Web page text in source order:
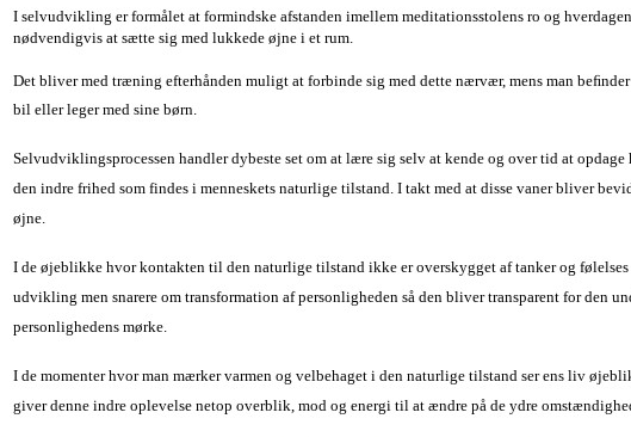
I selvudvikling er formålet at formindske afstanden imellem meditationsstolens ro og
nødvendigvis at sætte sig med lukkede øjne i et rum.
Det bliver med træning efterhånden muligt at forbinde sig med dette nærvær, mens man
bil eller leger med sine børn.
Selvudviklingsprocessen handler dybeste set om at lære sig selv at kende og over tid at
den indre frihed som findes i menneskets naturlige tilstand. I takt med at disse vaner bliver
øjne.
I de øjeblikke hvor kontakten til den naturlige tilstand ikke er overskygget af tanker og
udvikling men snarere om transformation af personligheden så den bliver transparent for den
personlighedens mørke.
I de momenter hvor man mærker varmen og velbehaget i den naturlige tilstand ser ens liv
giver denne indre oplevelse netop overblik, mod og energi til at ændre på de ydre